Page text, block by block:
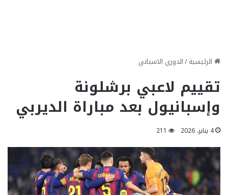
الرئيسية/الدوري الاسباني
تقييم لاعبي برشلونة
وإسبانيول بعد مباراة الديربي
4 يناير، 2026 211